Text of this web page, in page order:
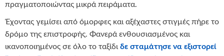
πραγματοποιώντας μικρά πειράματα.
Έχοντας γεμίσει από όμορφες και αξέχαστες στιγμές πήρε το
δρόμο της επιστροφής. Φανερά ενθουσιασμένος και
ικανοποιημένος σε όλο το ταξίδιδε σταμάτησε να εξιστορεί